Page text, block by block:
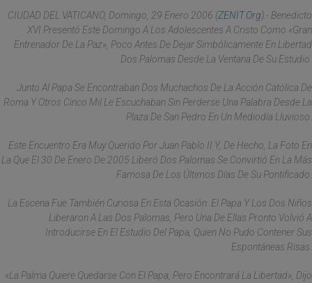
CIUDAD DEL VATICANO, Domingo, 29 Enero 2006 (ZENIT.org).- Benedicto
XVI Presentó Este Domingo A Los Adolescentes A Cristo Como «gran
Entrenador De La Paz», Poco Antes De Dejar Simbólicamente En Libertad
Dos Palomas Desde La Ventana De Su Estudio.
Junto Al Papa Se Encontraban Dos Muchachos De La Acción Católica De
Roma Y Otros Cinco Mil Le Escuchaban Sin Perderse Una Palabra Desde La
Plaza De San Pedro En Un Mediodía Lluvioso.
Este Encuentro Era Muy Querido Por Juan Pablo II Y, De Hecho, La Foto En
La Que El 30 De Enero De 2005 Liberó Dos Palomas Se Convirtió En La Más
Famosa De Los Últimos Días De Su Pontificado.
La Escena Fue También Curiosa En Esta Ocasión. El Papa Y Los Dos Niños
Liberaron A Las Dos Palomas, Pero Una De Ellas Pronto Volvió A
Introducirse En El Estudio Del Papa, Quien No Pudo Contener Sus
Espontáneas Risas.
«La Palma Quiere Quedarse Con El Papa, Pero Encontrará La Libertad», Dijo